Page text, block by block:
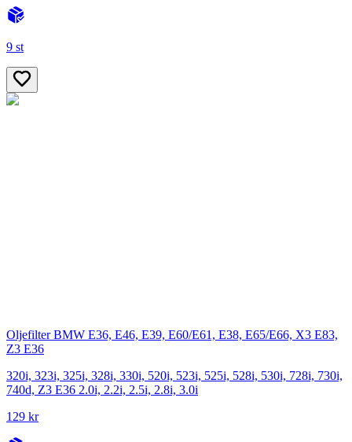
9 st
Oljefilter BMW E36, E46, E39, E60/E61, E38, E65/E66, X3 E83,
Z3 E36
320i, 323i, 325i, 328i, 330i, 520i, 523i, 525i, 528i, 530i, 728i, 730i,
740d, Z3 E36 2.0i, 2.2i, 2.5i, 2.8i, 3.0i
129 kr